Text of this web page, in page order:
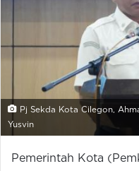
Pj Sekda Kota Cilegon,
Yusvin
Pemerintah Kota